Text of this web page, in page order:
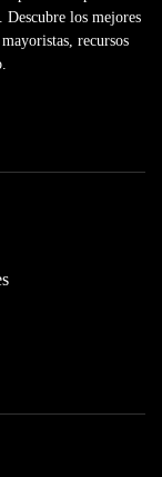
los mejores
recursos